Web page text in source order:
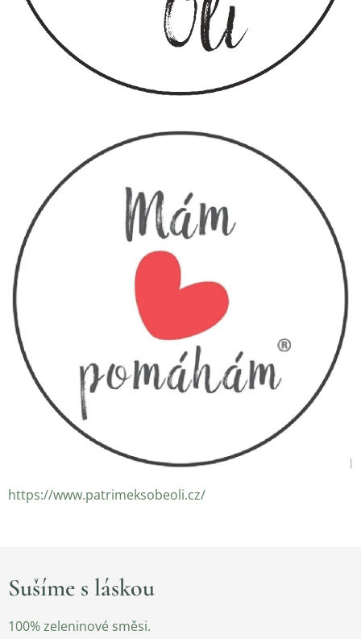
https://www.patrimeksobeoli.cz/
Sušíme s láskou
100% zeleninové směsi.